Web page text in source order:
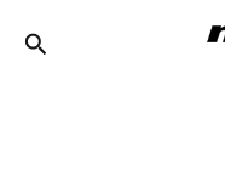
Navigation